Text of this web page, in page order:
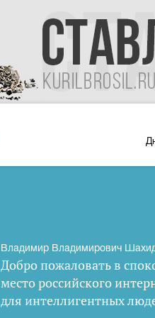
Владимир Владимирович
Добро пожаловать в
место российского
для интеллигентных